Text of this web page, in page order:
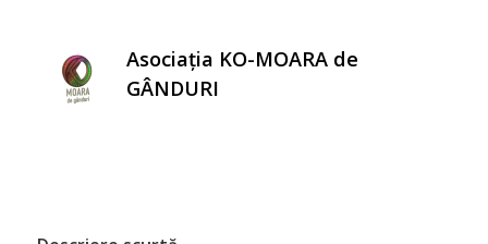
Asociația KO-MOARA de
GÂNDURI